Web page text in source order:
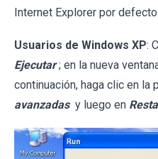
Internet Explorer por defecto.
Usuarios de Windows XP:
Ejecutar ; en la nueva
continuación, haga clic en la
avanzadas y luego en